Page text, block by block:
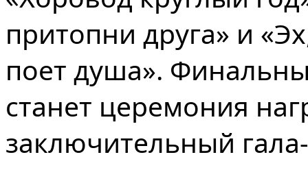
притопни друга» и
поет душа».
станет церемония
заключительный